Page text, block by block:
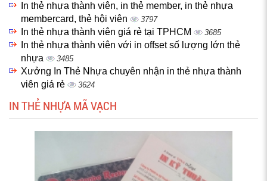
In thẻ nhựa thành viên, in thẻ member, in thẻ nhựa
membercard, thẻ hội viên
3797
In thẻ nhựa thành viên giá rẻ tại TPHCM 3685
In thẻ nhựa thành viên với in offset số lượng lớn thẻ
nhựa
3485
Xưởng In Thẻ Nhựa chuyên nhận in thẻ nhựa thành
viên giá rẻ
3624
IN THẺ NHỰA MÃ VẠCH